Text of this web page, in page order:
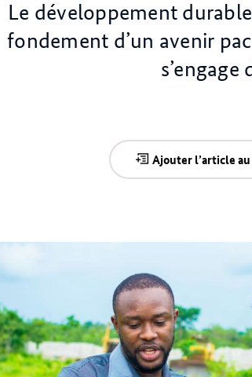
Le développement
fondement d’un avenir
s’engage
Ajouter l’article